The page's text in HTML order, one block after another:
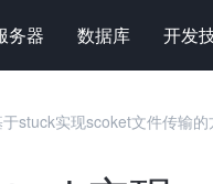
务器 数据库 开发
stuck实现scoket文件传输的